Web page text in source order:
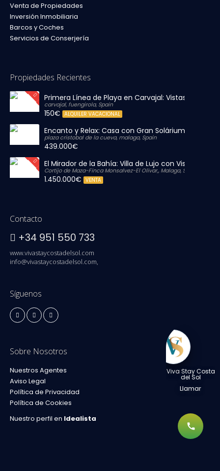
Venta de Propiedades
Inversión Inmobiliaria
Barcos y Coches
Servicios de Conserjería
Propiedades Recientes
Primera Línea de Playa en Carvajal: Vistas al Mar y
carvajal, fuengirola, Spain
150€ ALQUILER VACACIONAL
Encanto y Relax: Casa con Gran Solárium Privado
plaza cristobal de la cueva, malaga, Spain
439.000€
El Mirador de la Bahía: Villa de Lujo con Vistas
Cortijo de Maza-Finca Monsalvez-El Olivar,, Malaga, Spain
1.450.000€ VENTA
Contacto
+34 951 550 733
www.vivastaycostadelsol.com
info@vivastaycostadelsol.com,
Síguenos
Sobre Nosotros
Nuestros Agentes
Aviso Legal
Política de Privacidad
Política de Cookies
Nuestro perfil en Idealista
Viva Stay Costa
del Sol
Llamar